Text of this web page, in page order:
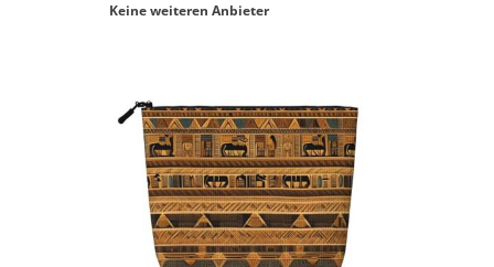
Keine weiteren Anbieter